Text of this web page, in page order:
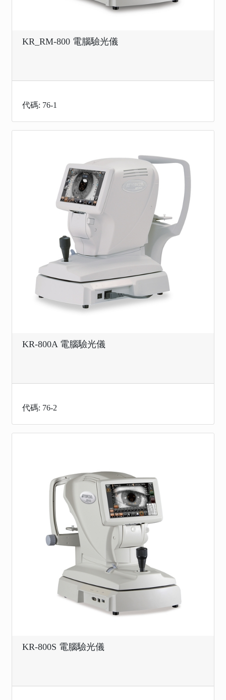
KR_RM-800 電腦驗光儀
代碼: 76-1
KR-800A 電腦驗光儀
代碼: 76-2
KR-800S 電腦驗光儀